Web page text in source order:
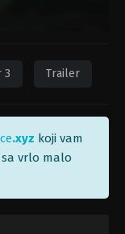
3 Trailer
.xyz koji vam
vrlo malo